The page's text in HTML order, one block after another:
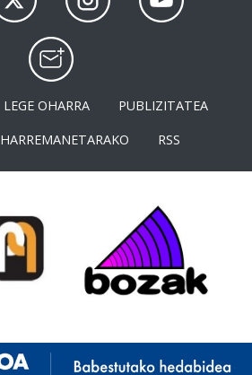
LEGE OHARRA
PUBLIZITATEA
HARREMANETARAKO RSS